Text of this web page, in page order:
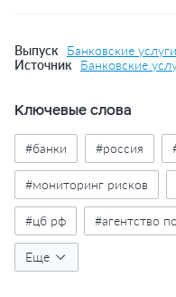
Выпуск
Банковские
Источник
Банковские
Ключевые слова
#банки #россия
#мониторинг рисков
#цб рф #агентство
#рейтинговые агентства
Еще